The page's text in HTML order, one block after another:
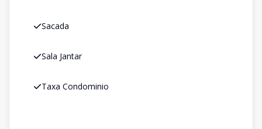
Sacada
Sala Jantar
Taxa Condominio